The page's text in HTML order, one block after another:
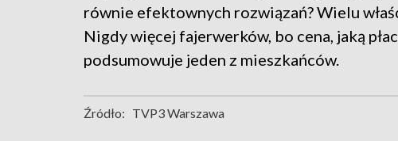
równie efektownych rozwiązań? Wielu
Nigdy więcej fajerwerków, bo cena, jaką
podsumowuje jeden z mieszkańców.
Źródło: TVP3 Warszawa